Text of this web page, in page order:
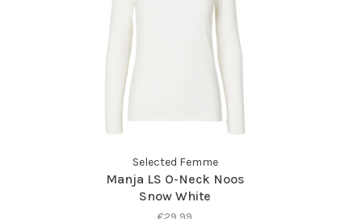
Selected Femme
Manja LS O-Neck Noos
Snow White